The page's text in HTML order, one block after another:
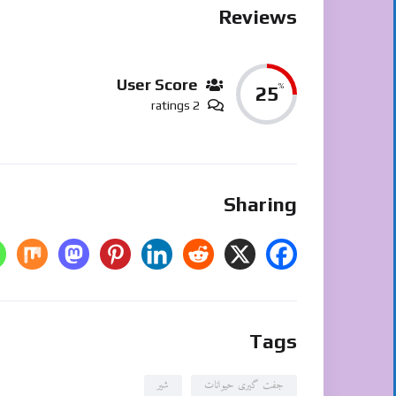
Reviews
25%
User Score
2 ratings
Sharing
Tags
جفت گیری حیوانات شیر